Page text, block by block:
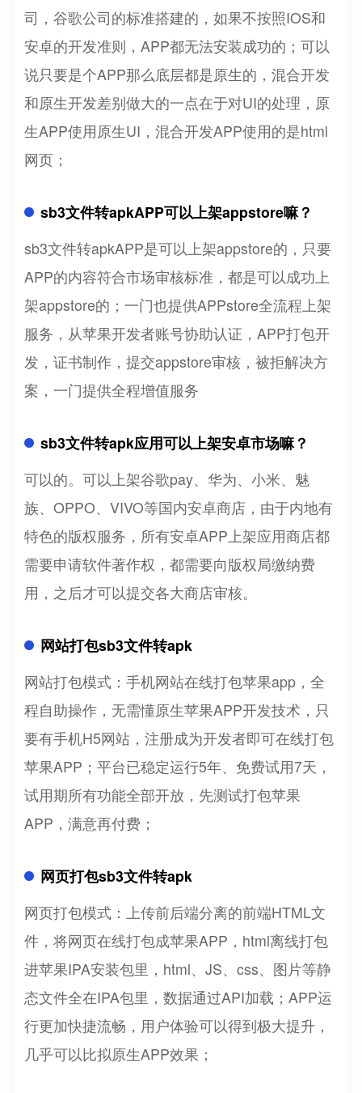
司，谷歌公司的标准搭建的，如果不按照IOS和
安卓的开发准则，APP都无法安装成功的；可以
说只要是个APP那么底层都是原生的，混合开发
和原生开发差别做大的一点在于对UI的处理，原
生APP使用原生UI，混合开发APP使用的是html
网页；
sb3文件转apkAPP可以上架appstore嘛？
sb3文件转apkAPP是可以上架appstore的，只要
APP的内容符合市场审核标准，都是可以成功上
架appstore的；一门也提供APPstore全流程上架
服务，从苹果开发者账号协助认证，APP打包开
发，证书制作，提交appstore审核，被拒解决方
案，一门提供全程增值服务
sb3文件转apk应用可以上架安卓市场嘛？
可以的。可以上架谷歌pay、华为、小米、魅
族、OPPO、VIVO等国内安卓商店，由于内地有
特色的版权服务，所有安卓APP上架应用商店都
需要申请软件著作权，都需要向版权局缴纳费
用，之后才可以提交各大商店审核。
网站打包sb3文件转apk
网站打包模式：手机网站在线打包苹果app，全
程自助操作，无需懂原生苹果APP开发技术，只
要有手机H5网站，注册成为开发者即可在线打包
苹果APP；平台已稳定运行5年、免费试用7天，
试用期所有功能全部开放，先测试打包苹果
APP，满意再付费；
网页打包sb3文件转apk
网页打包模式：上传前后端分离的前端HTML文
件，将网页在线打包成苹果APP，html离线打包
进苹果IPA安装包里，html、JS、css、图片等静
态文件全在IPA包里，数据通过API加载；APP运
行更加快捷流畅，用户体验可以得到极大提升，
几乎可以比拟原生APP效果；